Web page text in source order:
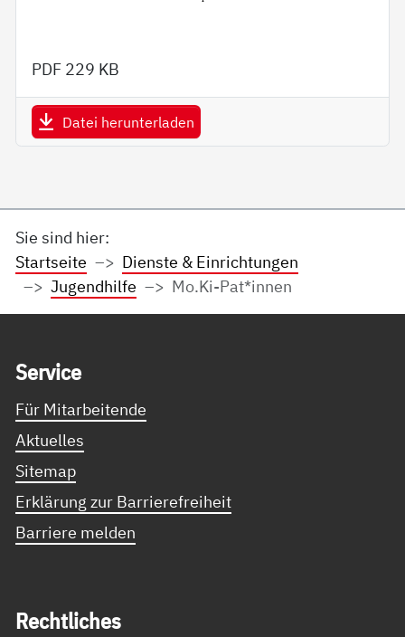
PDF 229 KB
Datei herunterladen
Sie sind hier:
Startseite
Dienste & Einrichtungen
Jugendhilfe
Mo.Ki-Pat*innen
Ser­vice
Für Mitarbeitende
Aktuelles
Sitemap
Erklärung zur Barrierefreiheit
Barriere melden
Recht­li­ches